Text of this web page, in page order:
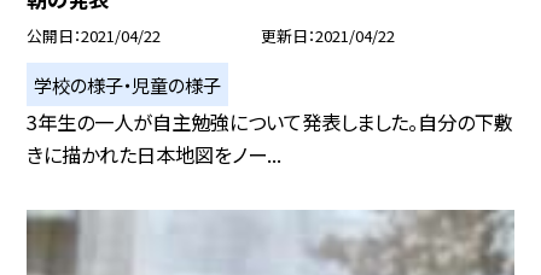
公開日 2021/04/22 更新日 2021/04/22
学校の様子・児童の様子
3年生の一人が自主勉強について発表しました。自分の下敷
きに描かれた日本地図をノー...